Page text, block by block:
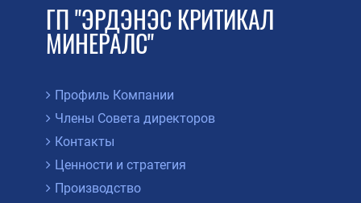
ГП "ЭРДЭНЭС КРИТИКАЛ
МИНЕРАЛС"
Профиль Компании
Члены Совета директоров
Контакты
Ценности и стратегия
Производство